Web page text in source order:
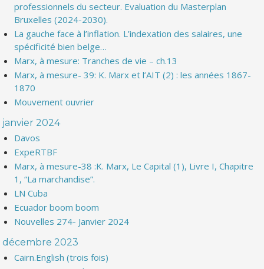
professionnels du secteur. Evaluation du Masterplan
Bruxelles (2024-2030).
La gauche face à l’inflation. L’indexation des salaires, une
spécificité bien belge…
Marx, à mesure: Tranches de vie – ch.13
Marx, à mesure- 39: K. Marx et l’AIT (2) : les années 1867-
1870
Mouvement ouvrier
janvier 2024
Davos
ExpeRTBF
Marx, à mesure-38 :K. Marx, Le Capital (1), Livre I, Chapitre
1, “La marchandise”.
LN Cuba
Ecuador boom boom
Nouvelles 274- Janvier 2024
décembre 2023
Cairn.English (trois fois)